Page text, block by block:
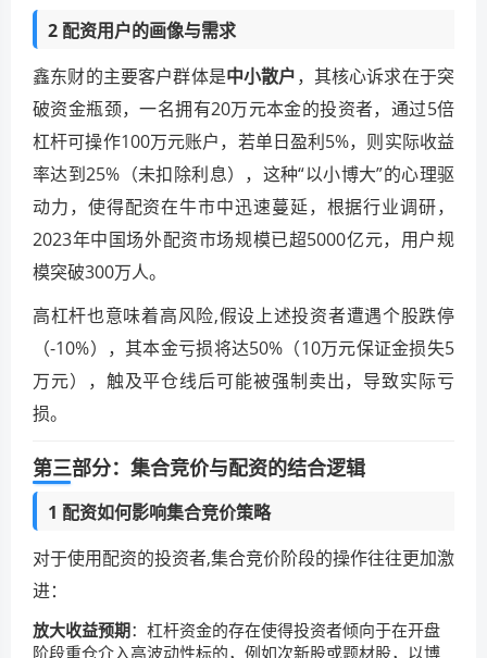
2 配资用户的画像与需求
鑫东财的主要客户群体是中小散户，其核心诉求在于突
破资金瓶颈，一名拥有20万元本金的投资者，通过5倍
杠杆可操作100万元账户，若单日盈利5%，则实际收益
率达到25%（未扣除利息），这种“以小博大”的心理驱
动力，使得配资在牛市中迅速蔓延，根据行业调研，
2023年中国场外配资市场规模已超5000亿元，用户规
模突破300万人。
高杠杆也意味着高风险,假设上述投资者遭遇个股跌停
（-10%），其本金亏损将达50%（10万元保证金损失5
万元），触及平仓线后可能被强制卖出，导致实际亏
损。
第三部分：集合竞价与配资的结合逻辑
1 配资如何影响集合竞价策略
对于使用配资的投资者,集合竞价阶段的操作往往更加激
进：
放大收益预期：杠杆资金的存在使得投资者倾向于在开盘
阶段重仓介入高波动性标的，例如次新股或题材股，以博